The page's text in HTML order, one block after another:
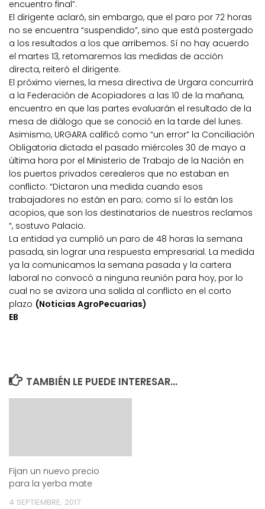
encuentro final”.
El dirigente aclaró, sin embargo, que el paro por 72 horas
no se encuentra “suspendido”, sino que está postergado
a los resultados a los que arribemos. Sí no hay acuerdo
el martes 13, retomaremos las medidas de acción
directa, reiteró el dirigente.
El próximo viernes, la mesa directiva de Urgara concurrirá
a la Federación de Acopiadores a las 10 de la mañana,
encuentro en que las partes evaluarán el resultado de la
mesa de diálogo que se conoció en la tarde del lunes.
Asimismo, URGARA calificó como “un error” la Conciliación
Obligatoria dictada el pasado miércoles 30 de mayo a
última hora por el Ministerio de Trabajo de la Nación en
los puertos privados cerealeros que no estaban en
conflicto: “Dictaron una medida cuando esos
trabajadores no están en paro; como sí lo están los
acopios, que son los destinatarios de nuestros reclamos
“, sostuvo Palacio.
La entidad ya cumplió un paro de 48 horas la semana
pasada, sin lograr una respuesta empresarial. La medida
ya la comunicamos la semana pasada y la cartera
laboral no convocó a ninguna reunión para hoy, por lo
cual no se avizora una salida al conflicto en el corto
plazo (Noticias AgroPecuarias)
EB
TAMBIÉN LE PUEDE INTERESAR...
Fijan un nuevo precio
para la yerba mate
4 SEPTIEMBRE, 2017